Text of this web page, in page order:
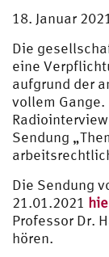
18. Januar 2021
Die
eine
aufgrund der
vollem Gange.
Sendung
Die Sendung
21.01.2021
Professor Dr.
hören.